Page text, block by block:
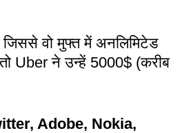
वो मुफ्त में अनलिमिटेड
Uber ने उन्हें 5000$ (करीब
Adobe, Nokia,